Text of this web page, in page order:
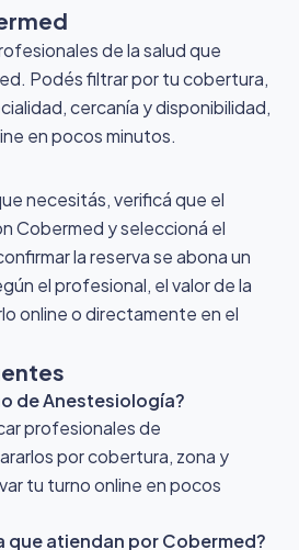
de la salud que
. Podés filtrar por tu cobertura,
cercanía y disponibilidad,
en pocos minutos.
necesitás, verificá que el
Cobermed y seleccioná el
la reserva se abona un
el profesional, el valor de la
online o directamente en el
de Anestesiología?
profesionales de
por cobertura, zona y
tu turno online en pocos
que atiendan por Cobermed?